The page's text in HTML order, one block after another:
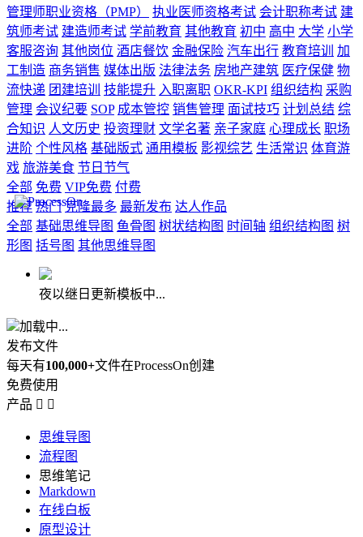
管理师职业资格（PMP）
执业医师资格考试 会计职称考试 建
筑师考试 建造师考试 学前教育 其他教育 初中 高中 大学 小学
客服咨询 其他岗位 酒店餐饮 金融保险 汽车出行 教育培训
加
工制造 商务销售 媒体出版 法律法务 房地产建筑 医疗保健 物
流快递 团建培训 技能提升 入职离职 OKR-KPI 组织结构 采购
管理 会议纪要 SOP 成本管控 销售管理 面试技巧 计划总结 综
合知识 人文历史 投资理财 文学名著 亲子家庭 心理成长 职场
进阶 个性风格 基础版式 通用模板 影视综艺 生活常识 体育游
戏 旅游美食 节日节气
全部 免费 VIP免费 付费
推荐 热门 克隆最多 最新发布 达人作品
全部 基础思维导图 鱼骨图 树状结构图 时间轴 组织结构图 树
形图 括号图 其他思维导图
夜以继日更新模板中...
加载中...
发布文件
每天有100,000+文件在ProcessOn创建
免费使用
产品  
思维导图
流程图
思维笔记
Markdown
在线白板
原型设计